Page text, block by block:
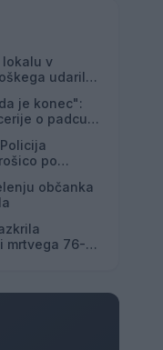
lokalu v
udaril s
je konec":
o padcu s
po
občanka
mrtvega 76-